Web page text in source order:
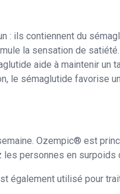
: ils contiennent du
la sensation de
aide à maintenir un
le sémaglutide favorise
Ozempic® est
personnes en surpoids
également utilisé pour